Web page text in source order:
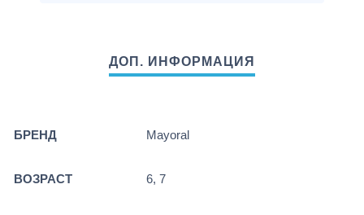
БРЕНД Mayoral
ВОЗРАСТ 6, 7